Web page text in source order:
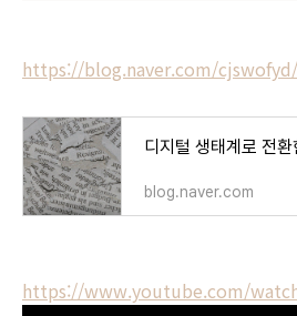
https://blog.naver.com/
blog.naver.com
https://www.youtube.com/